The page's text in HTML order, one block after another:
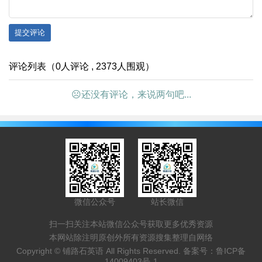
提交评论
评论列表（0人评论 , 2373人围观）
☹还没有评论，来说两句吧...
微信公众号 站长微信
扫一扫关注本站微信公众号获取更多优秀资源
本网站除注明原创外所有资源搜集整理自网络
Copyright © 铺路石英语 All Rights Reserved. 备案号： 鲁ICP备